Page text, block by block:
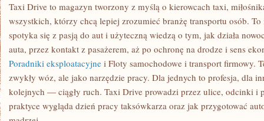
I
ALTERNATYWY
DLA
AUT
Taxi Drive to magazyn tworzony z myślą o kierowcach taxi,
wszystkich, którzy chcą lepiej zrozumieć branżę transportu osób.
spotyka się z pasją do aut i użyteczną wiedzą o tym, jak działa
auta, przez kontakt z pasażerem, aż po ochronę na drodze i sens
Poradniki eksploatacyjne i Floty samochodowe i transport firmowy.
zwykły wóz, ale jako narzędzie pracy. Dla jednych to profesja, dla
kolejnych — ciągły ruch. Taxi Drive prowadzi przez ulice, odcinki i
praktyce wygląda dzień pracy taksówkarza oraz jak przygotować